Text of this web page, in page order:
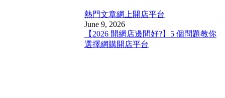
熱門文章網上開店平台
June 9, 2026
【2026 開網店邊間好?】5 個問題教你
選擇網購開店平台